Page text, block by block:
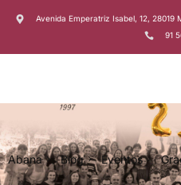
Avenida Emperatriz Isabel, 12, 28019
91
Abana Blog Eventos